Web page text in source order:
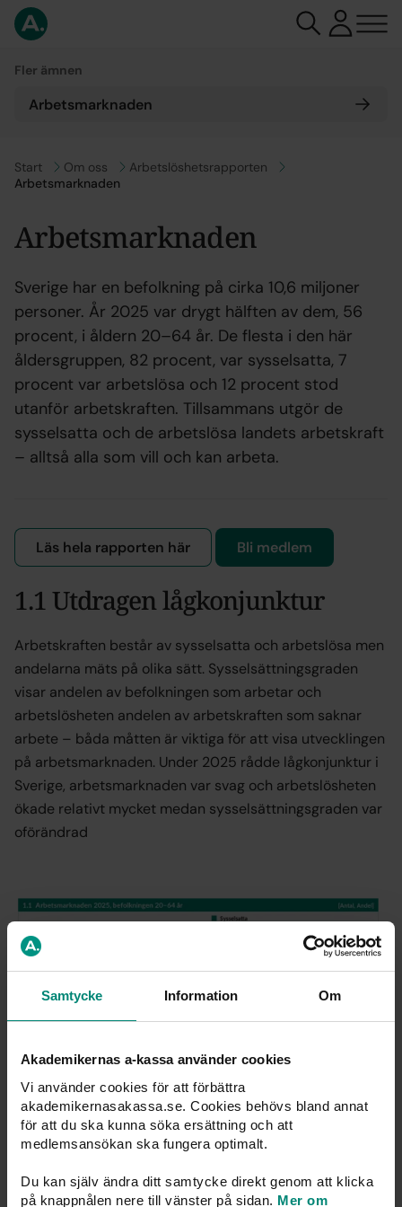
Samtycke Information Om
Akademikernas a-kassa använder cookies
Vi använder cookies för att förbättra
akademikernasakassa.se. Cookies behövs bland annat
för att du ska kunna söka ersättning och att
medlemsansökan ska fungera optimalt.
Du kan själv ändra ditt samtycke direkt genom att klicka
på knappnålen nere till vänster på sidan. Mer om
Fler ämnen
Arbetsmarknaden
Gå till
Start Gå till
Om oss Gå till
Arbetslöshetsrapporten
Arbetsmarknaden
Arbetsmarknaden
Sverige har en befolkning på cirka 10,6 miljoner
personer. År 2025 var drygt hälften av dem, 56
procent, i åldern 20–64 år. De flesta i den här
åldersgruppen, 82 procent, var sysselsatta, 7
procent var arbetslösa och 12 procent stod
utanför arbetskraften. Tillsammans utgör de
sysselsatta och de arbetslösa landets arbetskraft
– alltså alla som vill och kan arbeta.
Läs hela rapporten här Bli medlem
1.1 Utdragen lågkonjunktur
Arbetskraften består av sysselsatta och arbetslösa men
andelarna mäts på olika sätt. Sysselsättningsgraden
visar andelen av befolkningen som arbetar och
arbetslösheten andelen av arbetskraften som saknar
arbete – båda måtten är viktiga för att visa utvecklingen
på arbetsmarknaden. Under 2025 rådde lågkonjunktur i
Sverige, arbetsmarknaden var svag och arbetslösheten
ökade relativt mycket medan sysselsättningsgraden var
oförändrad
1.2 12 procent utanför
arbetskraften
687 000 personer, 12 procent av befolkningen, var